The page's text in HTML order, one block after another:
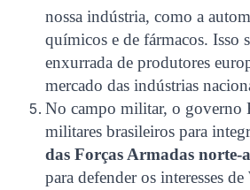
nossa indústria, como a
químicos e de fármacos. Isso
enxurrada de produtores
mercado das indústrias
No campo militar, o governo
militares brasileiros para
das Forças Armadas norte-
para defender os interesses